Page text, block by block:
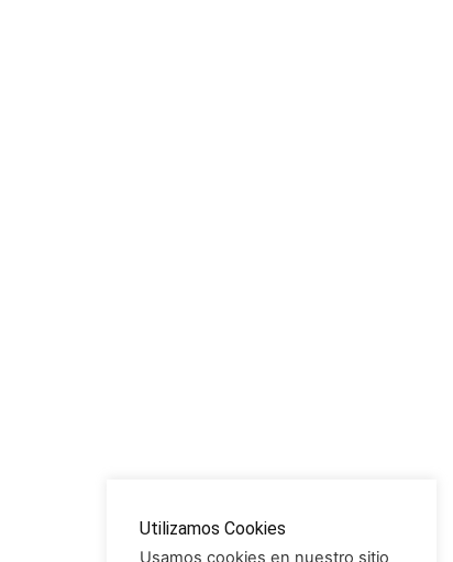
Utilizamos Cookies
Usamos cookies en nuestro sitio